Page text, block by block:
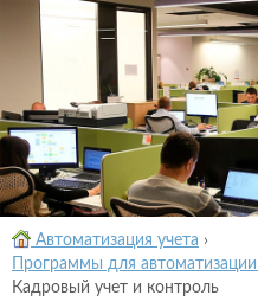
Автоматизация учета ›
Программы для автоматизации
Кадровый учет и контроль